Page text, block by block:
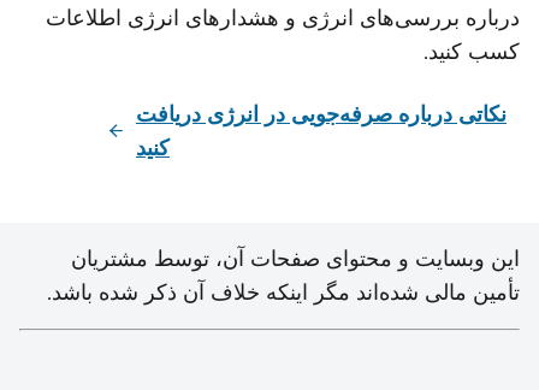
درباره بررسی‌های انرژی و هشدارهای انرژی اطلاعات
کسب کنید.
نکاتی درباره صرفه‌جویی در انرژی دریافت
کنید
این وبسایت و محتوای صفحات آن، توسط مشتریان
تأمین مالی شده‌اند مگر اینکه خلاف آن ذکر شده باشد.